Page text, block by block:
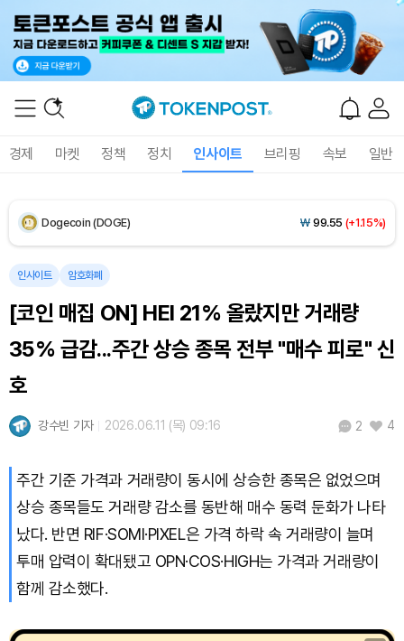
경제 마켓 정책 정치 인사이트 브리핑 속보 일반
XRP (XRP) ₩1,464(-2.04%)
Dogecoin (DOGE) ₩ 99.55 (+1.15%)
Bitcoin (BTC)
인사이트 암호화폐
[코인 매집 ON] HEI 21% 올랐지만 거래량
35% 급감...주간 상승 종목 전부 "매수 피로" 신
호
강수빈 기자 2026.06.11 (목) 09:16 2 4
주간 기준 가격과 거래량이 동시에 상승한 종목은 없었으며
상승 종목들도 거래량 감소를 동반해 매수 동력 둔화가 나타
났다. 반면 RIF·SOMI·PIXEL은 가격 하락 속 거래량이 늘며
투매 압력이 확대됐고 OPN·COS·HIGH는 가격과 거래량이
함께 감소했다.